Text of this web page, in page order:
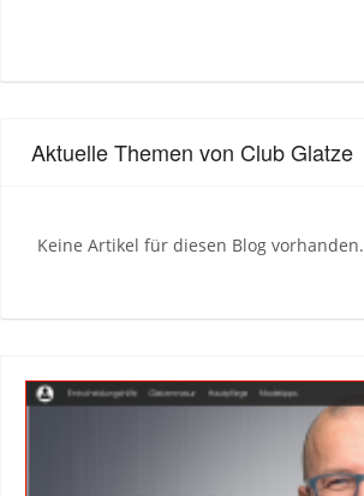
Aktuelle Themen von Club Glatze
Keine Artikel für diesen Blog vorhanden.